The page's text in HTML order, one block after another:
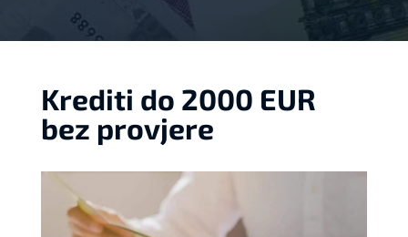
Krediti do 2000 EUR
bez provjere